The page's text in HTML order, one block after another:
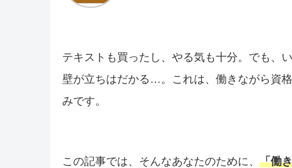
テキストも買ったし、やる気も十分。でも、
壁が立ちはだかる…。これは、働きながら資
みです。
この記事では、そんなあなたのために、 「働